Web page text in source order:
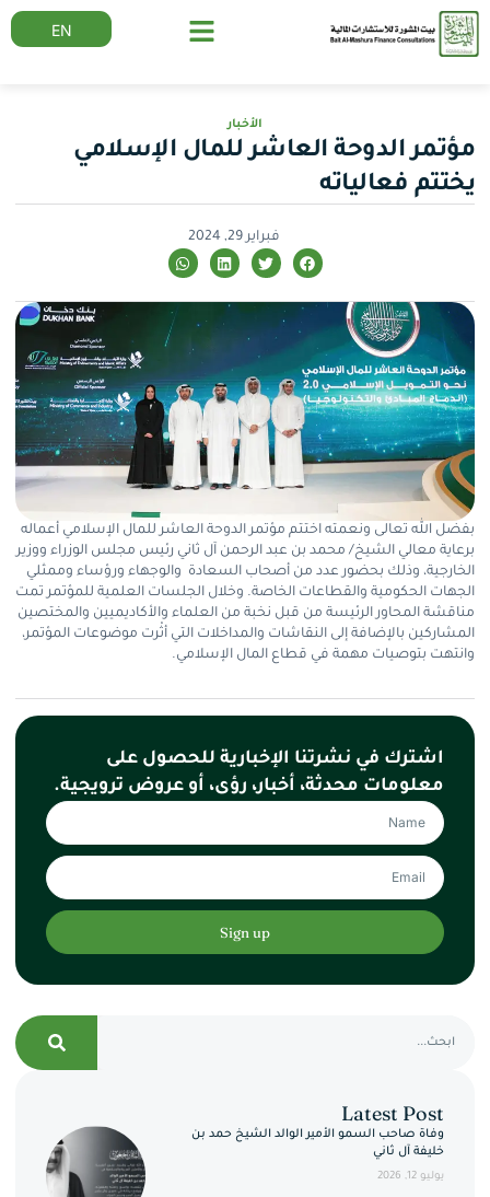
EN
الأخبار
مؤتمر الدوحة العاشر للمال الإسلامي
يختتم فعالياته
فبراير 29, 2024
بفضل الله تعالى ونعمته اختتم مؤتمر الدوحة العاشر للمال الإسلامي أعماله
برعاية معالي الشيخ/ محمد بن عبد الرحمن آل ثاني رئيس مجلس الوزراء ووزير
الخارجية، وذلك بحضور عدد من أصحاب السعادة والوجهاء ورؤساء وممثلي
الجهات الحكومية والقطاعات الخاصة. وخلال الجلسات العلمية للمؤتمر تمت
مناقشة المحاور الرئيسة من قبل نخبة من العلماء والأكاديميين والمختصين
المشاركين بالإضافة إلى النقاشات والمداخلات التي أثْرت موضوعات المؤتمر،
وانتهت بتوصيات مهمة في قطاع المال الإسلامي.
اشترك في نشرتنا الإخبارية للحصول على
معلومات محدثة، أخبار، رؤى، أو عروض ترويجية.
Sign up
Latest Post
وفاة صاحب السمو الأمير الوالد الشيخ حمد بن
خليفة آل ثاني
يوليو 12, 2026